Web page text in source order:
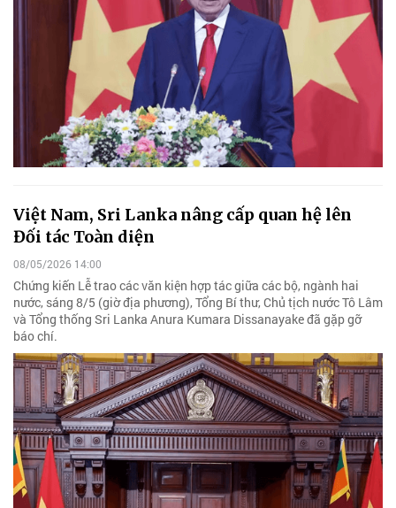
Việt Nam, Sri Lanka nâng cấp quan hệ lên
Đối tác Toàn diện
08/05/2026 14:00
Chứng kiến Lễ trao các văn kiện hợp tác giữa các bộ, ngành hai
nước, sáng 8/5 (giờ địa phương), Tổng Bí thư, Chủ tịch nước Tô Lâm
và Tổng thống Sri Lanka Anura Kumara Dissanayake đã gặp gỡ
báo chí.